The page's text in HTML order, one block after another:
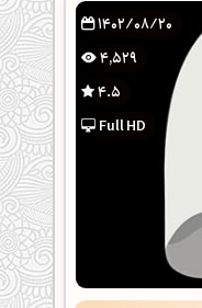
1402/08/20
4,529
4.5
Full HD